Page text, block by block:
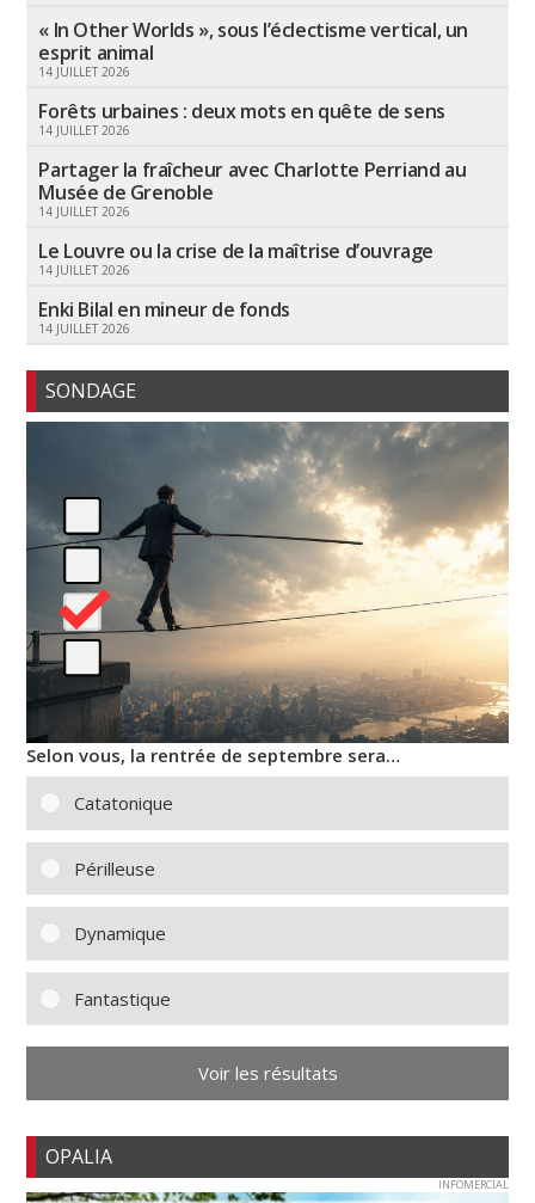
« In Other Worlds », sous l’éclectisme vertical, un
esprit animal
14 JUILLET 2026
Forêts urbaines : deux mots en quête de sens
14 JUILLET 2026
Partager la fraîcheur avec Charlotte Perriand au
Musée de Grenoble
14 JUILLET 2026
Le Louvre ou la crise de la maîtrise d’ouvrage
14 JUILLET 2026
Enki Bilal en mineur de fonds
14 JUILLET 2026
SONDAGE
Selon vous, la rentrée de septembre sera…
Catatonique
Périlleuse
Dynamique
Fantastique
Voir les résultats
OPALIA
INFOMERCIAL